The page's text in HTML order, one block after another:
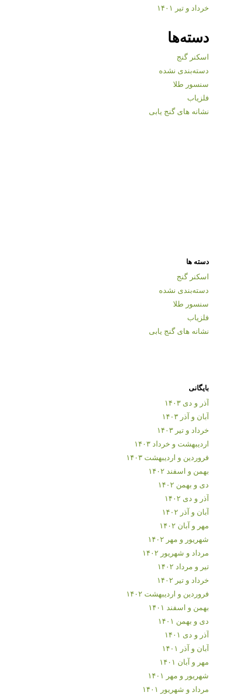
خرداد و تیر ۱۴۰۱
دسته‌ها
اسکنر گنج
دسته‌بندی نشده
سنسور طلا
فلزیاب
نشانه های گنج یابی
دسته ها
اسکنر گنج
دسته‌بندی نشده
سنسور طلا
فلزیاب
نشانه های گنج یابی
بایگانی
آذر و دی ۱۴۰۳
آبان و آذر ۱۴۰۳
خرداد و تیر ۱۴۰۳
اردیبهشت و خرداد ۱۴۰۳
فروردین و اردیبهشت ۱۴۰۳
بهمن و اسفند ۱۴۰۲
دی و بهمن ۱۴۰۲
آذر و دی ۱۴۰۲
آبان و آذر ۱۴۰۲
مهر و آبان ۱۴۰۲
شهریور و مهر ۱۴۰۲
مرداد و شهریور ۱۴۰۲
تیر و مرداد ۱۴۰۲
خرداد و تیر ۱۴۰۲
فروردین و اردیبهشت ۱۴۰۲
بهمن و اسفند ۱۴۰۱
دی و بهمن ۱۴۰۱
آذر و دی ۱۴۰۱
آبان و آذر ۱۴۰۱
مهر و آبان ۱۴۰۱
شهریور و مهر ۱۴۰۱
مرداد و شهریور ۱۴۰۱